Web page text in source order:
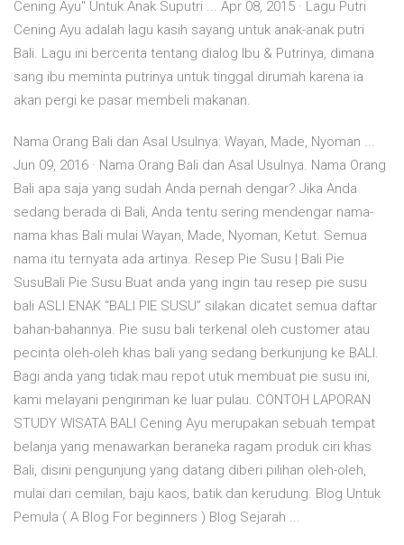
Cening Ayu" Untuk Anak Suputri ... Apr 08, 2015 · Lagu Putri
Cening Ayu adalah lagu kasih sayang untuk anak-anak putri
Bali. Lagu ini bercerita tentang dialog Ibu & Putrinya, dimana
sang ibu meminta putrinya untuk tinggal dirumah karena ia
akan pergi ke pasar membeli makanan.
Nama Orang Bali dan Asal Usulnya: Wayan, Made, Nyoman ...
Jun 09, 2016 · Nama Orang Bali dan Asal Usulnya. Nama Orang
Bali apa saja yang sudah Anda pernah dengar? Jika Anda
sedang berada di Bali, Anda tentu sering mendengar nama-
nama khas Bali mulai Wayan, Made, Nyoman, Ketut. Semua
nama itu ternyata ada artinya. Resep Pie Susu | Bali Pie
SusuBali Pie Susu Buat anda yang ingin tau resep pie susu
bali ASLI ENAK “BALI PIE SUSU” silakan dicatet semua daftar
bahan-bahannya. Pie susu bali terkenal oleh customer atau
pecinta oleh-oleh khas bali yang sedang berkunjung ke BALI.
Bagi anda yang tidak mau repot utuk membuat pie susu ini,
kami melayani pengiriman ke luar pulau. CONTOH LAPORAN
STUDY WISATA BALI Cening Ayu merupakan sebuah tempat
belanja yang menawarkan beraneka ragam produk ciri khas
Bali, disini pengunjung yang datang diberi pilihan oleh-oleh,
mulai dari cemilan, baju kaos, batik dan kerudung. Blog Untuk
Pemula ( A Blog For beginners ) Blog Sejarah ...